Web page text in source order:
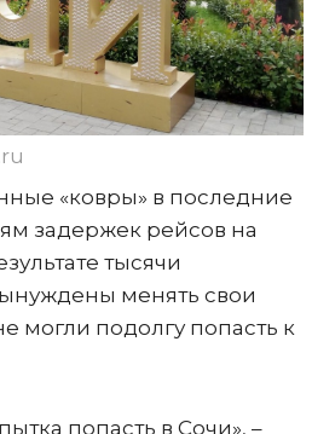
«ковры» в последние
задержек рейсов на
тысячи
менять свои
могли подолгу попасть к
попасть в Сочи», –